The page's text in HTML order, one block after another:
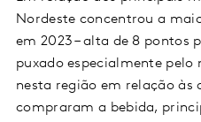
Nordeste concentrou a
em 2023 – alta de 8 pontos
puxado especialmente
nesta região em relação às
compraram a bebida,